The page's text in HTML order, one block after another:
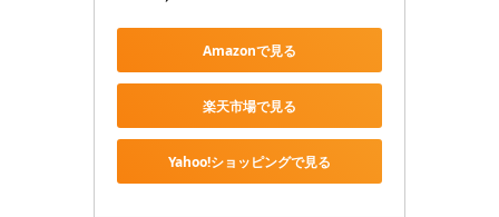
Amazonで見る
楽天市場で見る
Yahoo!ショッピングで見る